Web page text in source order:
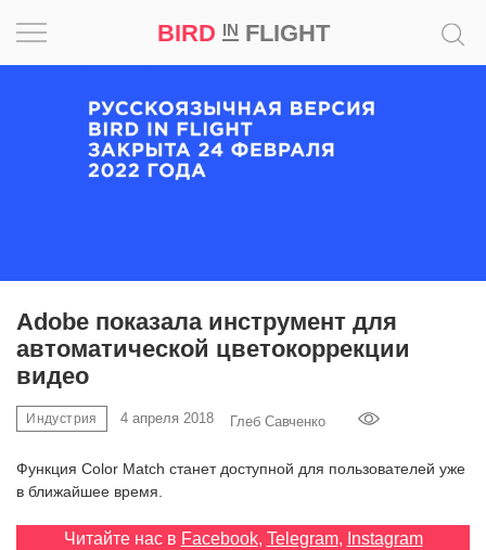
BIRD INFLIGHT
Adobe показала инструмент для
автоматической цветокоррекции
видео
Индустрия 4 апреля 2018 Глеб Савченко
Функция Color Match станет доступной для пользователей уже
в ближайшее время.
Читайте нас в Facebook, Telegram, Instagram